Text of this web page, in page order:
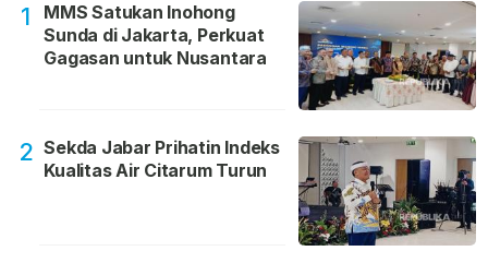
1
MMS Satukan Inohong
Sunda di Jakarta, Perkuat
Gagasan untuk Nusantara
2 Sekda Jabar Prihatin Indeks
Kualitas Air Citarum Turun